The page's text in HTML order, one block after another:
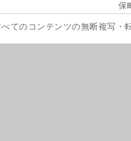
保
べてのコンテンツの無断複